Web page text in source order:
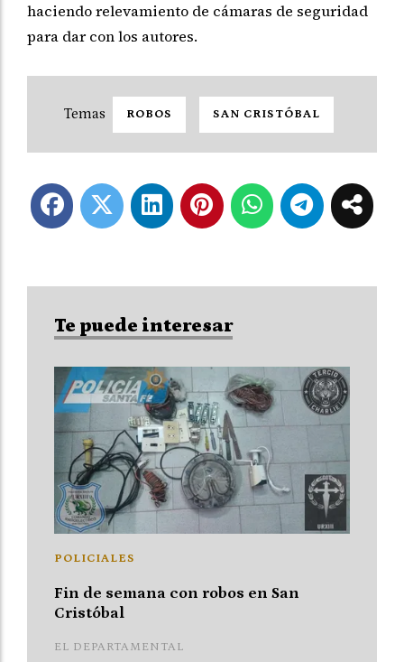
haciendo relevamiento de cámaras de seguridad
para dar con los autores.
ROBOS SAN CRISTÓBAL
Te puede interesar
Fin de semana con robos en San
Cristóbal
EL DEPARTAMENTAL
POLICIALES